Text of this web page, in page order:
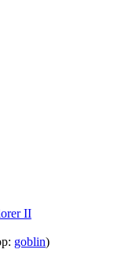
II
goblin)